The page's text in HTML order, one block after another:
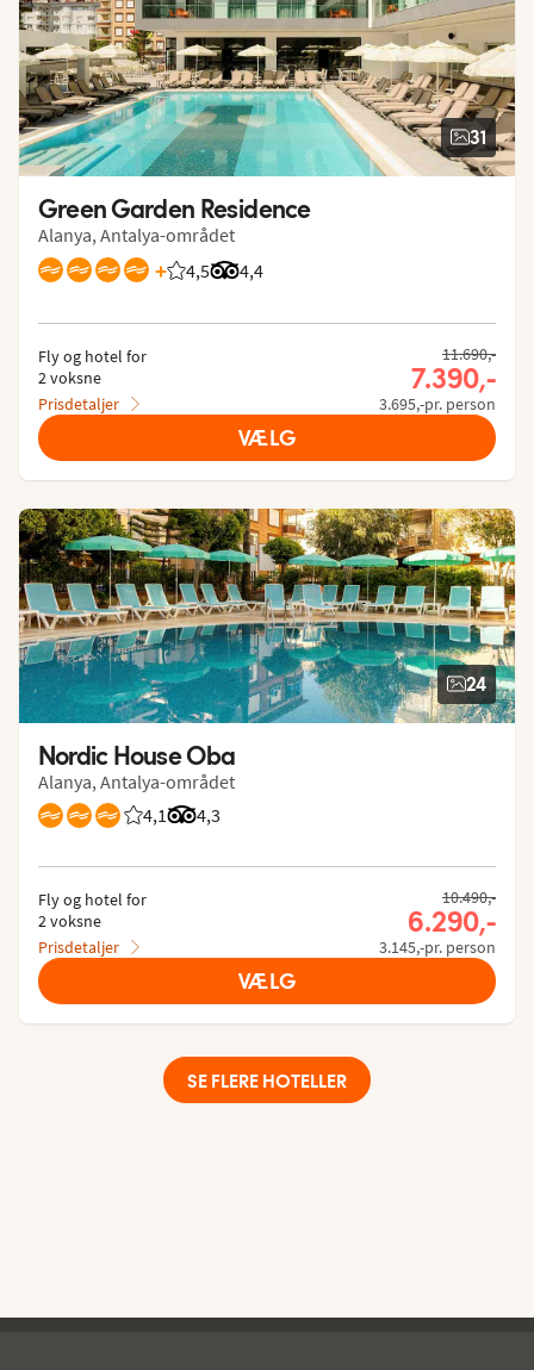
31
Green Garden Residence
Alanya, Antalya-området
+ 4,5
Bedømmelse fra Spies gæster: 4.485/5
4,4
Bedømmelse fra Tripadvisor: 4.4 of 5
Fly og hotel for
2 voksne
Prisdetaljer
11.690,-
7.390,-
3.695,-pr. person
VÆLG
24
Nordic House Oba
Alanya, Antalya-området
4,1
Bedømmelse fra Spies gæster: 4.094/5
4,3
Bedømmelse fra Tripadvisor: 4.3 of 5
Fly og hotel for
2 voksne
Prisdetaljer
10.490,-
6.290,-
3.145,-pr. person
VÆLG
SE FLERE HOTELLER